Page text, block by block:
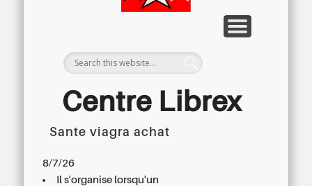
Centre Librex
Centre régional du Libre Examen
Sante viagra achat
8/7/26
Il s'organise lorsqu'un